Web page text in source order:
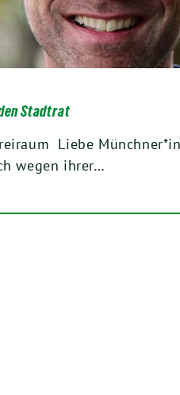
Stadtrat
Liebe
wegen ihrer…